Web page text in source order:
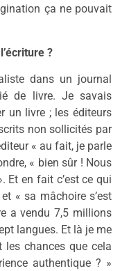
ça ne pouvait
?
dans un journal
de livre. Je savais
un livre ; les éditeurs
non sollicités par
« au fait, je parle
« bien sûr ! Nous
Et en fait c’est ce qui
« sa mâchoire s’est
a vendu 7,5 millions
langues. Et là je me
les chances que cela
authentique ? »